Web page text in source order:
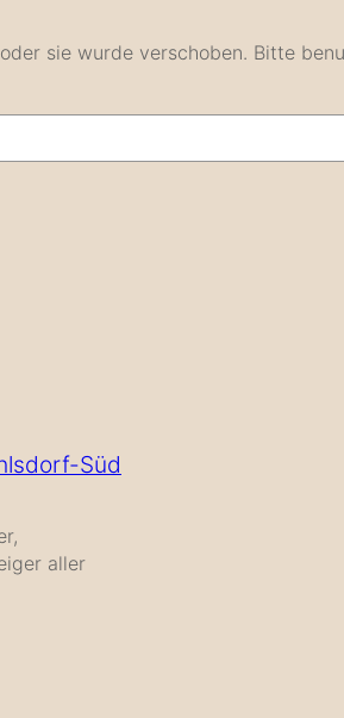
sie wurde verschoben. Bitte
Süd
aller